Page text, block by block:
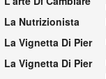
La Nutrizionista
La Vignetta Di Pier
La Vignetta Di Pier